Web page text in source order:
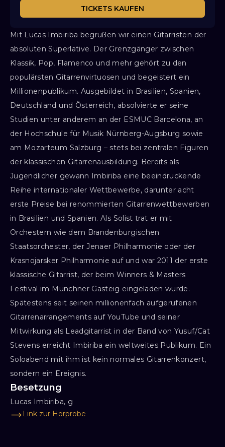
Mit Lucas Imbiriba begrüßen wir einen Gitarristen der
absoluten Superlative. Der Grenzgänger zwischen
Klassik, Pop, Flamenco und mehr gehört zu den
populärsten Gitarrenvirtuosen und begeistert ein
Millionenpublikum. Ausgebildet in Brasilien, Spanien,
Deutschland und Österreich, absolvierte er seine
Studien unter anderem an der ESMUC Barcelona, an
der Hochschule für Musik Nürnberg-Augsburg sowie
am Mozarteum Salzburg – stets bei zentralen Figuren
der klassischen Gitarrenausbildung. Bereits als
Jugendlicher gewann Imbiriba eine beeindruckende
Reihe internationaler Wettbewerbe, darunter acht
erste Preise bei renommierten Gitarrenwettbewerben
in Brasilien und Spanien. Als Solist trat er mit
Orchestern wie dem Brandenburgischen
Staatsorchester, der Jenaer Philharmonie oder der
Krasnojarsker Philharmonie auf und war 2011 der erste
klassische Gitarrist, der beim Winners & Masters
Festival im Münchner Gasteig eingeladen wurde.
Spätestens seit seinen millionenfach aufgerufenen
Gitarrenarrangements auf YouTube und seiner
Mitwirkung als Leadgitarrist in der Band von Yusuf/Cat
Stevens erreicht Imbiriba ein weltweites Publikum. Ein
Soloabend mit ihm ist kein normales Gitarrenkonzert,
sondern ein Ereignis.
Besetzung
Lucas Imbiriba, g
Link zur Hörprobe
TICKETS KAUFEN